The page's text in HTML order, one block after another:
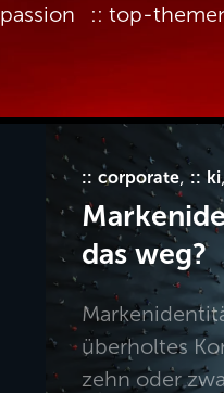
passion top-
corporate, ki,
das weg?
überholtes
zehn oder